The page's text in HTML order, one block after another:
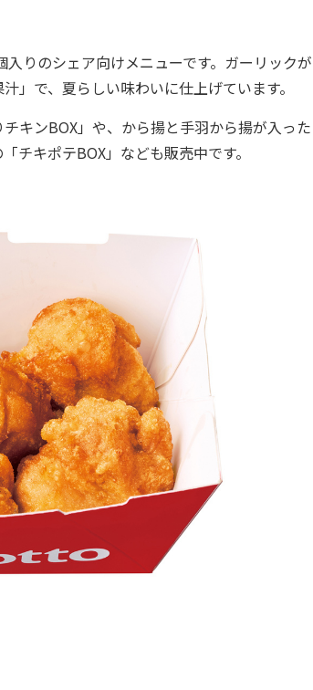
りのシェア向けメニューです。ガーリックが
」で、夏らしい味わいに仕上げています。
キンBOX」や、から揚と手羽から揚が入った
チキポテBOX」なども販売中です。